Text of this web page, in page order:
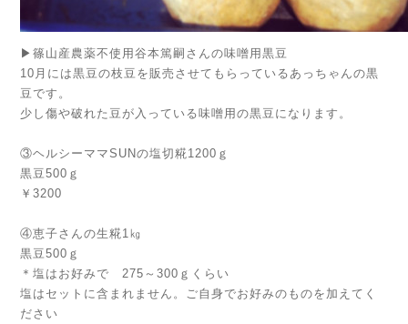
▶篠山産農薬不使用谷本篤嗣さんの味噌用黒豆
10月には黒豆の枝豆を販売させてもらっているあっちゃんの黒
豆です。
少し傷や破れた豆が入っている味噌用の黒豆になります。
③ヘルシーママSUNの塩切糀1200ｇ
黒豆500ｇ
￥3200
④恵子さんの生糀1㎏
黒豆500ｇ
＊塩はお好みで 275～300ｇくらい
塩はセットに含まれません。ご自身でお好みのものを加えてく
ださい